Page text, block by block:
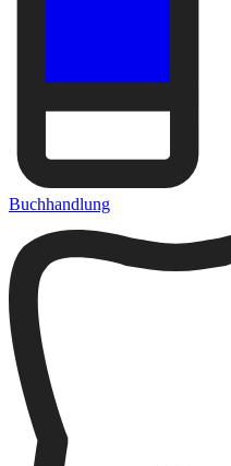
Buchhandlung